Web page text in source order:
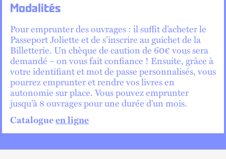
Modalités
Pour emprunter des ouvrages : il suffit d’acheter le
Passeport Joliette et de s’inscrire au guichet de la
Billetterie. Un chèque de caution de 60€ vous sera
demandé – on vous fait confiance ! Ensuite, grâce à
votre identifiant et mot de passe personnalisés, vous
pourrez emprunter et rendre vos livres en
autonomie sur place. Vous pouvez emprunter
jusqu’à 8 ouvrages pour une durée d’un mois.
Catalogueen ligne